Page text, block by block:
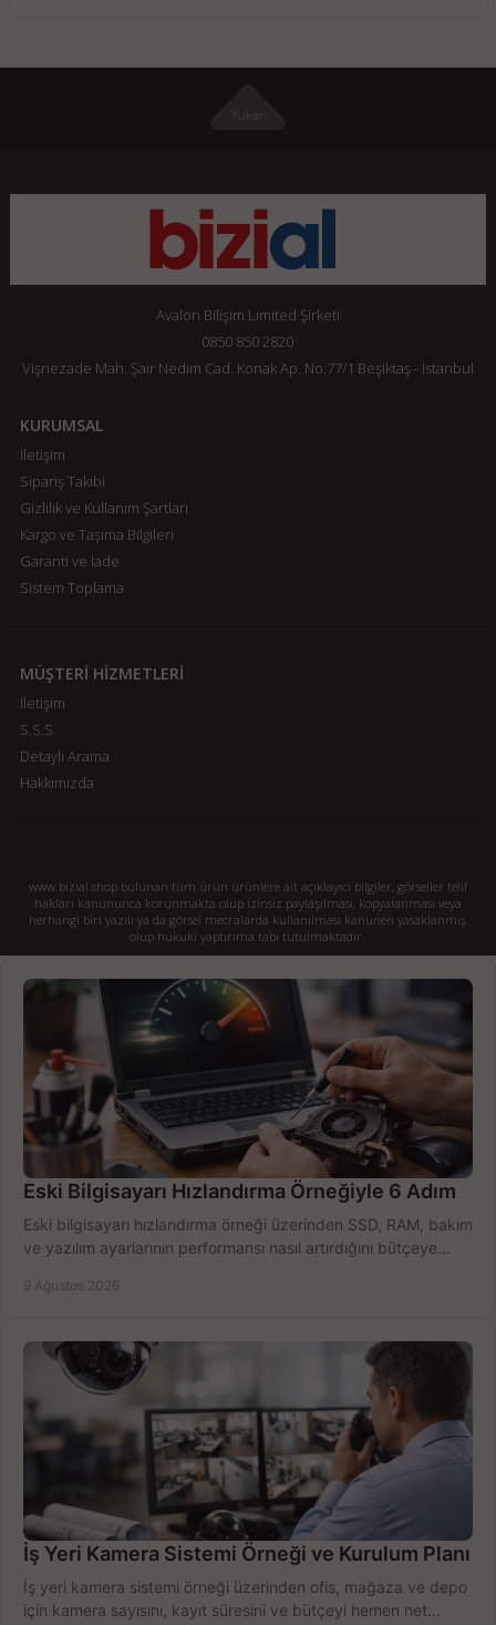
Avalon Bilişim Limited Şirketi
0850 850 2820
Vişnezade Mah. Şair Nedim Cad. Konak Ap. No:77/1 Beşiktaş - İstanbul
KURUMSAL
İletişim
Sipariş Takibi
Gizlilik ve Kullanım Şartları
Kargo ve Taşıma Bilgileri
Garanti ve İade
Sistem Toplama
MÜŞTERİ HİZMETLERİ
İletişim
S.S.S.
Detaylı Arama
Hakkımızda
www.bizial.shop bulunan tüm ürün ürünlere ait açıklayıcı bilgiler, görseller telif
hakları kanununca korunmakta olup izinsiz paylaşılması, kopyalanması veya
herhangi biri yazılı ya da görsel mecralarda kullanılması kanunen yasaklanmış
olup hukuki yaptırıma tabi tutulmaktadır.
Eski Bilgisayarı Hızlandırma Örneğiyle 6 Adım
Eski bilgisayarı hızlandırma örneği üzerinden SSD, RAM, bakım
ve yazılım ayarlarının performansı nasıl artırdığını bütçeye
9 Ağustos 2026
İş Yeri Kamera Sistemi Örneği ve Kurulum Planı
İş yeri kamera sistemi örneği üzerinden ofis, mağaza ve depo
için kamera sayısını, kayıt süresini ve bütçeyi hemen net